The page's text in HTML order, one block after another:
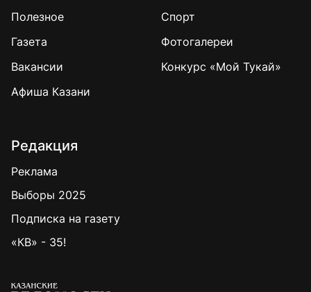
Полезное
Спорт
Газета
Фотогалереи
Вакансии
Конкурс «Мой Тукай»
Афиша Казани
Редакция
Реклама
Выборы 2025
Подписка на газету
«КВ» - 35!